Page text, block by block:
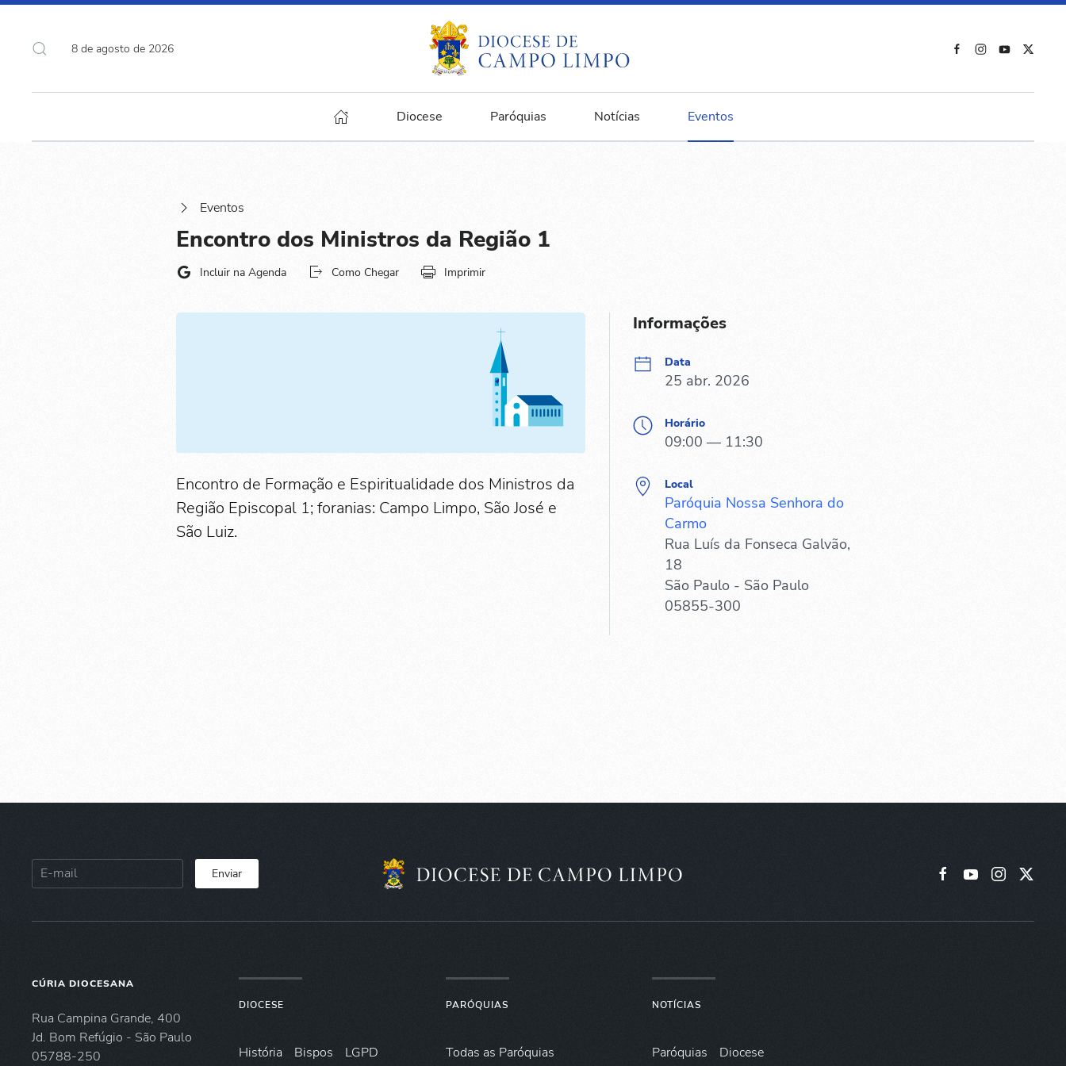
8 de agosto de 2026
Diocese Paróquias Notícias Eventos
Eventos
Encontro dos Ministros da Região 1
Incluir na Agenda Como Chegar Imprimir
Encontro de Formação e Espiritualidade dos Ministros da
Região Episcopal 1; foranias: Campo Limpo, São José e
São Luiz.
Informações
Data
25 abr. 2026
Horário
09:00 — 11:30
Local
Paróquia Nossa Senhora do
Carmo
Rua Luís da Fonseca Galvão,
18
São Paulo - São Paulo
05855-300
Enviar
CÚRIA DIOCESANA
Rua Campina Grande, 400
Jd. Bom Refúgio - São Paulo
05788-250
DIOCESE
História Bispos LGPD
PARÓQUIAS
Todas as Paróquias
NOTÍCIAS
Paróquias Diocese